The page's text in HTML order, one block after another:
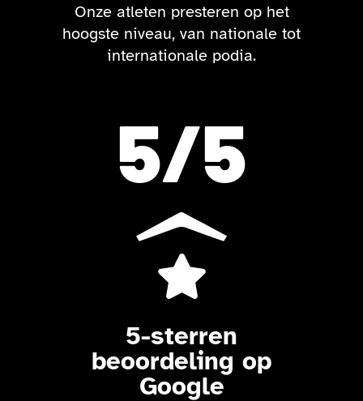
Onze atleten presteren op het
hoogste niveau, van nationale tot
internationale podia.
5/5

5-sterren
beoordeling op
Google